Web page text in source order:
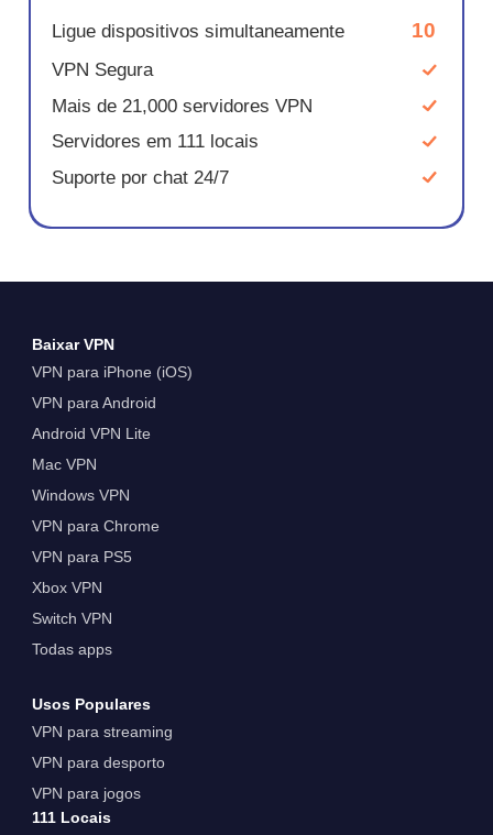
Ligue dispositivos simultaneamente 10
VPN Segura
Mais de 21,000 servidores VPN
Servidores em 111 locais
Suporte por chat 24/7
Baixar VPN
VPN para iPhone (iOS)
VPN para Android
Android VPN Lite
Mac VPN
Windows VPN
VPN para Chrome
VPN para PS5
Xbox VPN
Switch VPN
Todas apps
Usos Populares
VPN para streaming
VPN para desporto
VPN para jogos
111 Locais